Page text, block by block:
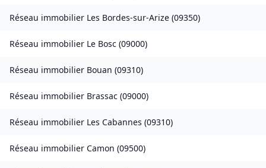
Réseau immobilier Les Bordes-sur-Arize (09350)
Réseau immobilier Le Bosc (09000)
Réseau immobilier Bouan (09310)
Réseau immobilier Brassac (09000)
Réseau immobilier Les Cabannes (09310)
Réseau immobilier Camon (09500)